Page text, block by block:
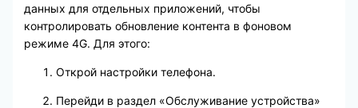
данных для отдельных приложений, чтобы
контролировать обновление контента в фоновом
режиме 4G. Для этого:
Открой настройки телефона.
Перейди в раздел «Обслуживание устройства»